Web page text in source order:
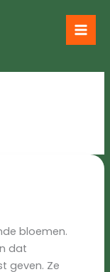
bloemen.
dat
geven. Ze